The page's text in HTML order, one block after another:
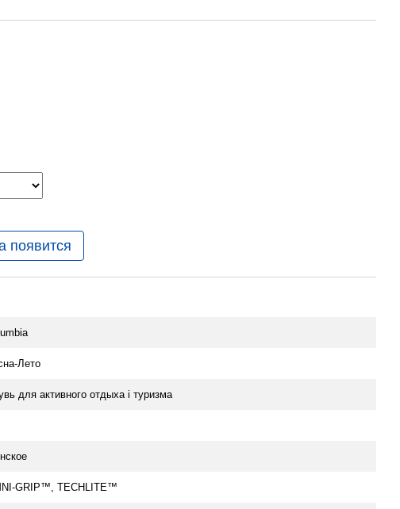
появится
Лето
для активного отдыха i туризма
GRIP™, TECHLITE™